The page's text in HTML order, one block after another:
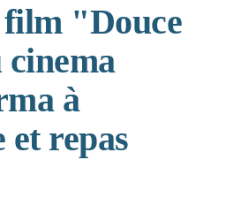
"Douce
à
et repas